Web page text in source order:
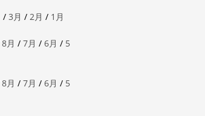
/ 3月 / 2月 / 1月
8月 / 7月 / 6月 / 5
8月 / 7月 / 6月 / 5